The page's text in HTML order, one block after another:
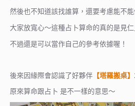
然後也不知道該找誰算，還要考慮能不
大家放寬心～這種占卜算命的真的是見
不過還是可以當作自己的參考依據喔！
後來因緣際會認識了好夥伴 【塔羅搬桌】
原來算命跟占卜 是不一樣的意思～